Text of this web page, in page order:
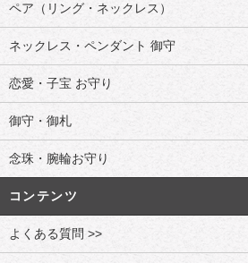
ペア（リング・ネックレス）
ネックレス・ペンダント 御守
恋愛・子宝 お守り
御守・御札
念珠・腕輪お守り
コンテンツ
よくある質問 >>